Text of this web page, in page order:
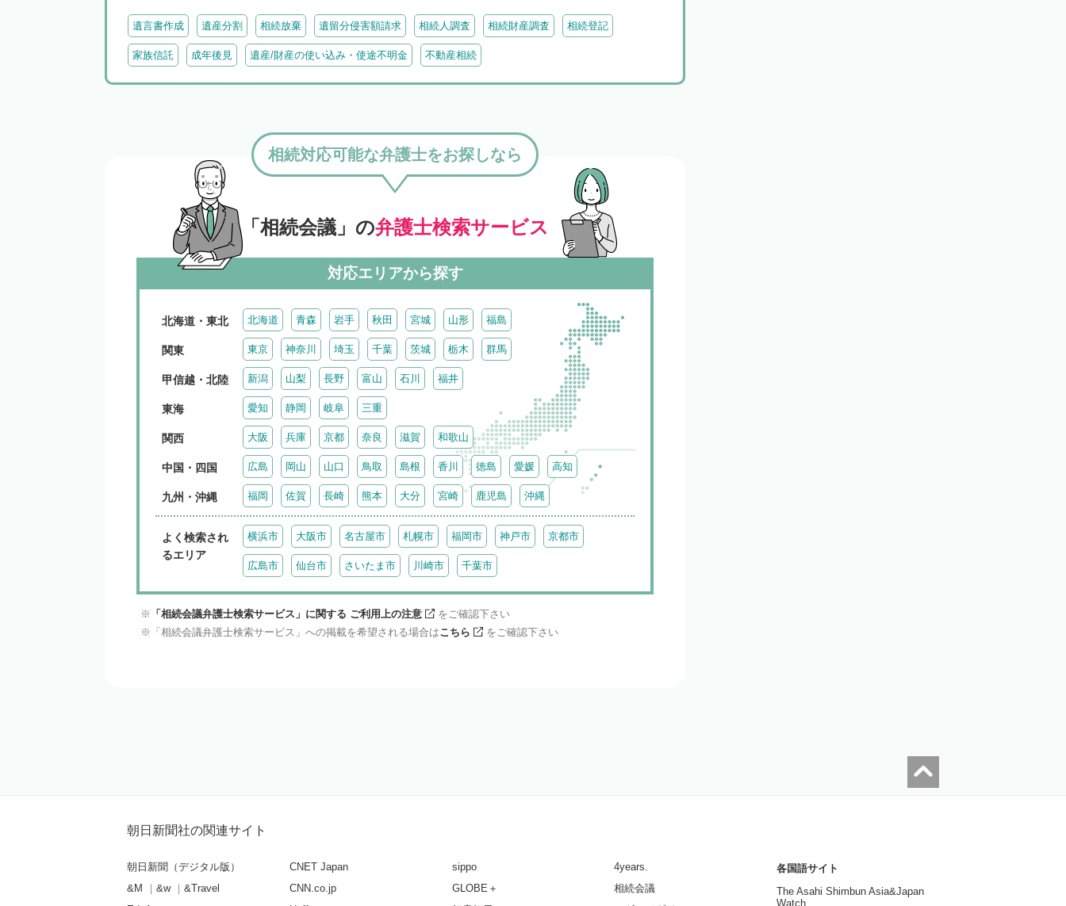
遺言書作成 遺産分割 相続放棄 遺留分侵害額請求 相続人調査 相続財産調査 相続登記
家族信託 成年後見 遺産/財産の使い込み・使途不明金 不動産相続
「相続会議」の弁護士検索サービス
相続対応可能な弁護士をお探しなら
対応エリアから探す
北海道・東北 北海道 青森 岩手 秋田 宮城 山形 福島
関東 東京 神奈川 埼玉 千葉 茨城 栃木 群馬
甲信越・北陸 新潟 山梨 長野 富山 石川 福井
東海 愛知 静岡 岐阜 三重
関西 大阪 兵庫 京都 奈良 滋賀 和歌山
中国・四国 広島 岡山 山口 鳥取 島根 香川 徳島 愛媛 高知
九州・沖縄 福岡 佐賀 長崎 熊本 大分 宮崎 鹿児島 沖縄
よく検索され
るエリア
横浜市 大阪市 名古屋市 札幌市 福岡市 神戸市 京都市
広島市 仙台市 さいたま市 川崎市 千葉市
「相続会議弁護士検索サービス」に関する ご利用上の注意
をご確認下さい
「相続会議弁護士検索サービス」への掲載を希望される場合はこちら をご確認下さい
朝日新聞社の関連サイト
朝日新聞（デジタル版）
&M
&w
&Travel
CNET Japan
CNN.co.jp
sippo
GLOBE＋
4years.
相続会議
各国語サイト
The Asahi Shimbun Asia&Japan
Watch